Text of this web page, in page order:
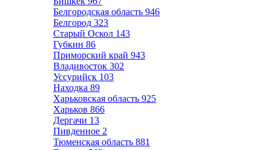
Белгородская область 946
Белгород 323
Старый Оскол 143
Губкин 86
Приморский край 943
Владивосток 302
Уссурийск 103
Находка 89
Харьковская область 925
Харьков 866
Дергачи 13
Пивденное 2
Тюменская область 881